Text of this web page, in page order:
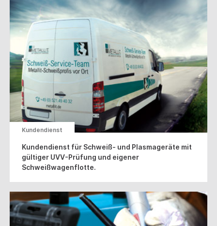
Kundendienst
Kundendienst für Schweiß- und Plasmageräte mit
gültiger UVV-Prüfung und eigener
Schweißwagenflotte.